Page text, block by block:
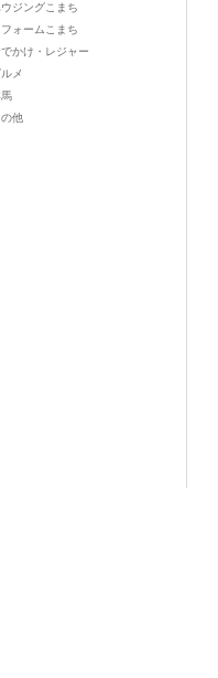
ウジングこまち
フォームこまち
でかけ・レジャー
メ
の他